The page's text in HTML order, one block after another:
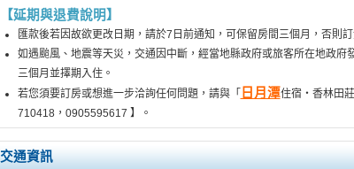
【延期與退費說明】
匯款後若因故欲更改日期，請於7日前通知，可保留房間三個月，否則
如遇颱風、地震等天災，交通因中斷，經當地縣政府或旅客所在地政府
三個月並擇期入住。
若您須要訂房或想進一步洽詢任何問題，請與「日月潭住宿‧香林田
710418，0905595617 】。
交通資訊